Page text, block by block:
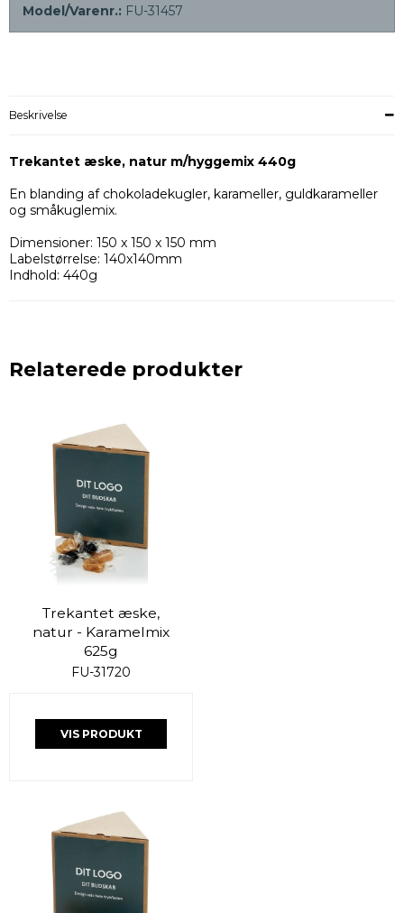
Model/Varenr.: FU-31457
Beskrivelse
Trekantet æske, natur m/hyggemix 440g
En blanding af chokoladekugler, karameller, guldkarameller
og småkuglemix.
Dimensioner: 150 x 150 x 150 mm
Labelstørrelse: 140x140mm
Indhold: 440g
Relaterede produkter
Trekantet æske,
natur - Karamelmix
625g
FU-31720
VIS PRODUKT